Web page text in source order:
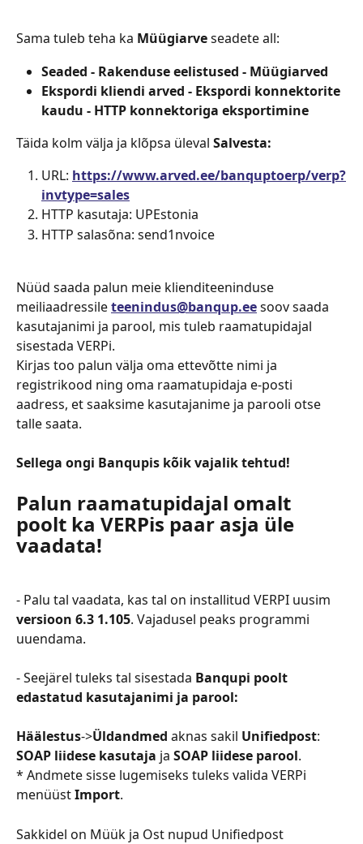
Sama tuleb teha ka Müügiarve seadete all:
Seaded - Rakenduse eelistused - Müügiarved
Ekspordi kliendi arved - Ekspordi konnektorite
kaudu - HTTP konnektoriga eksportimine
Täida kolm välja ja klõpsa üleval Salvesta:
URL: https://www.arved.ee/banquptoerp/verp?
invtype=sales
HTTP kasutaja: UPEstonia
HTTP salasõna: send1nvoice
Nüüd saada palun meie klienditeeninduse
meiliaadressile teenindus@banqup.ee soov saada
kasutajanimi ja parool, mis tuleb raamatupidajal
sisestada VERPi.
Kirjas too palun välja oma ettevõtte nimi ja
registrikood ning oma raamatupidaja e-posti
aadress, et saaksime kasutajanime ja parooli otse
talle saata.
Sellega ongi Banqupis kõik vajalik tehtud!
Palun raamatupidajal omalt
poolt ka VERPis paar asja üle
vaadata!
- Palu tal vaadata, kas tal on installitud VERPI uusim
versioon 6.3 1.105. Vajadusel peaks programmi
uuendama.
- Seejärel tuleks tal sisestada Banqupi poolt
edastatud kasutajanimi ja parool:
Häälestus->Üldandmed aknas sakil Unifiedpost:
SOAP liidese kasutaja ja SOAP liidese parool.
* Andmete sisse lugemiseks tuleks valida VERPi
menüüst Import.
Sakkidel on Müük ja Ost nupud Unifiedpost